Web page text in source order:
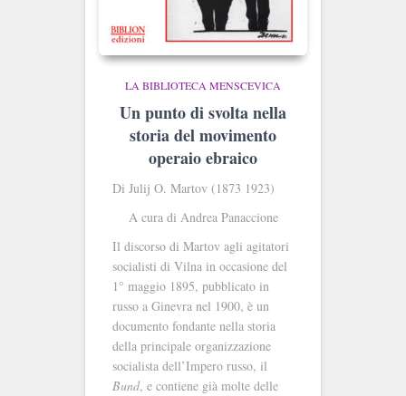
LA BIBLIOTECA MENSCEVICA
Un punto di svolta nella
storia del movimento
operaio ebraico
Di Julij O. Martov (1873 1923)
A cura di Andrea Panaccione
Il discorso di Martov agli agitatori
socialisti di Vilna in occasione del
1° maggio 1895, pubblicato in
russo a Ginevra nel 1900, è un
documento fondante nella storia
della principale organizzazione
socialista dell’Impero russo, il
Bund, e contiene già molte delle